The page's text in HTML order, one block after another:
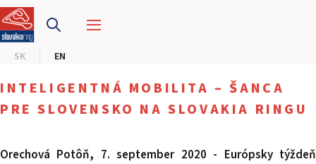
SK EN
SLOVAKIA RING
SLOVAK KARTING CENTER
CENTER OF SAFE DRIVING
INTELIGENTNÁ MOBILITA – ŠANCA
PRE SLOVENSKO NA SLOVAKIA RINGU
Orechová Potôň, 7. september 2020 - Európsky týždeň